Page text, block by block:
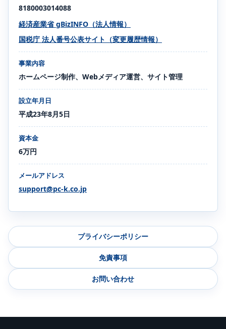
8180003014088
経済産業省 gBizINFO（法人情報）
国税庁 法人番号公表サイト（変更履歴情報）
事業内容
ホームページ制作、Webメディア運営、サイト管理
設立年月日
平成23年8月5日
資本金
6万円
メールアドレス
support@pc-k.co.jp
プライバシーポリシー
免責事項
お問い合わせ